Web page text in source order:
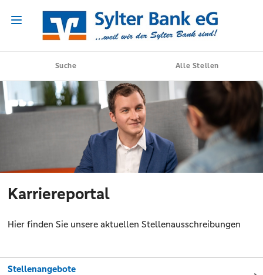
Suche Alle Stellen
Karriereportal
Hier finden Sie unsere aktuellen Stellenausschreibungen
Stellenangebote